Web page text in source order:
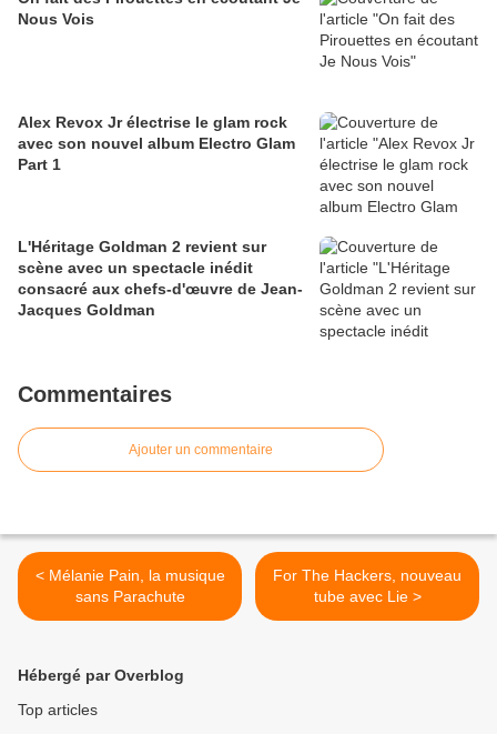
Nous Vois
Alex Revox Jr électrise le glam rock
avec son nouvel album Electro Glam
Part 1
L'Héritage Goldman 2 revient sur
scène avec un spectacle inédit
consacré aux chefs-d'œuvre de Jean-
Jacques Goldman
Commentaires
Ajouter un commentaire
< Mélanie Pain, la musique
sans Parachute
For The Hackers, nouveau
tube avec Lie >
Hébergé par Overblog
Top articles